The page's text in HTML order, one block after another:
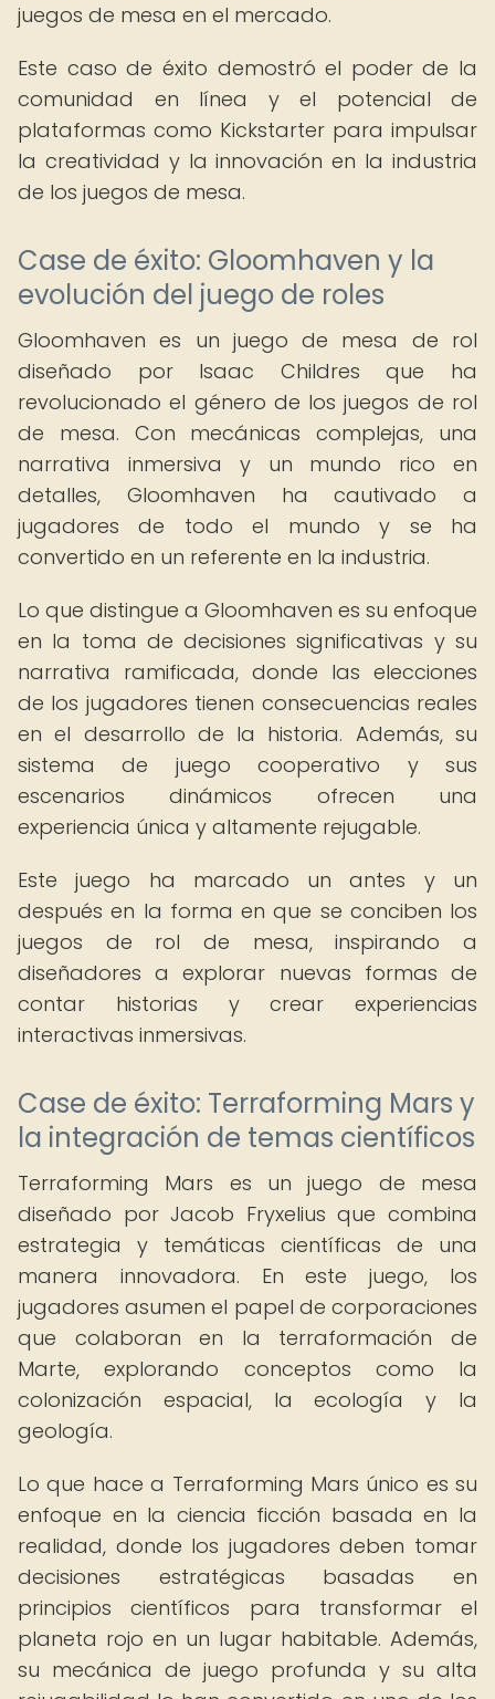
juegos de mesa en el mercado.
Este caso de éxito demostró el poder de la
comunidad en línea y el potencial de
plataformas como Kickstarter para impulsar
la creatividad y la innovación en la industria
de los juegos de mesa.
Case de éxito: Gloomhaven y la
evolución del juego de roles
Gloomhaven es un juego de mesa de rol
diseñado por Isaac Childres que ha
revolucionado el género de los juegos de rol
de mesa. Con mecánicas complejas, una
narrativa inmersiva y un mundo rico en
detalles, Gloomhaven ha cautivado a
jugadores de todo el mundo y se ha
convertido en un referente en la industria.
Lo que distingue a Gloomhaven es su enfoque
en la toma de decisiones significativas y su
narrativa ramificada, donde las elecciones
de los jugadores tienen consecuencias reales
en el desarrollo de la historia. Además, su
sistema de juego cooperativo y sus
escenarios dinámicos ofrecen una
experiencia única y altamente rejugable.
Este juego ha marcado un antes y un
después en la forma en que se conciben los
juegos de rol de mesa, inspirando a
diseñadores a explorar nuevas formas de
contar historias y crear experiencias
interactivas inmersivas.
Case de éxito: Terraforming Mars y
la integración de temas científicos
Terraforming Mars es un juego de mesa
diseñado por Jacob Fryxelius que combina
estrategia y temáticas científicas de una
manera innovadora. En este juego, los
jugadores asumen el papel de corporaciones
que colaboran en la terraformación de
Marte, explorando conceptos como la
colonización espacial, la ecología y la
geología.
Lo que hace a Terraforming Mars único es su
enfoque en la ciencia ficción basada en la
realidad, donde los jugadores deben tomar
decisiones estratégicas basadas en
principios científicos para transformar el
planeta rojo en un lugar habitable. Además,
su mecánica de juego profunda y su alta